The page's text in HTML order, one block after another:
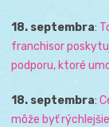
18. septembra:
franchisor
podporu, ktoré
18. septembra:
môže byť